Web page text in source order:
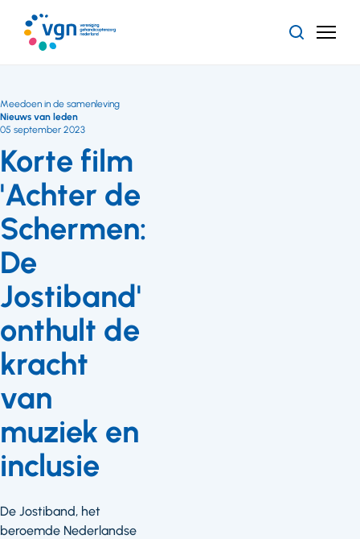
naar
hoofdinhoud
ZoekenMenu
Korte film
'Achter de
Schermen:
De
Jostiband'
onthult de
kracht
van
muziek en
inclusie
Meedoen in de samenleving
Nieuws van leden
05 september 2023
De Jostiband, het
beroemde Nederlandse